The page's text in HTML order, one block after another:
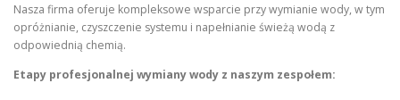
Nasza firma oferuje kompleksowe wsparcie przy wymianie wody, w tym
opróżnianie, czyszczenie systemu i napełnianie świeżą wodą z
odpowiednią chemią.
Etapy profesjonalnej wymiany wody z naszym zespołem: